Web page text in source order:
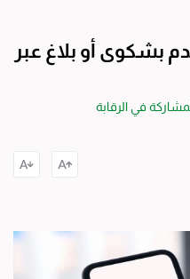
بشكوى أو بلاغ عبر
في الرقابة